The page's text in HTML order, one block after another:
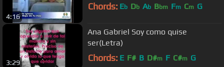
4:16
Chords: Eb Db Ab Bbm Fm Cm G
3:29
Ana Gabriel Soy como quise
ser(Letra)
Chords: E F# B D#m F C#m G